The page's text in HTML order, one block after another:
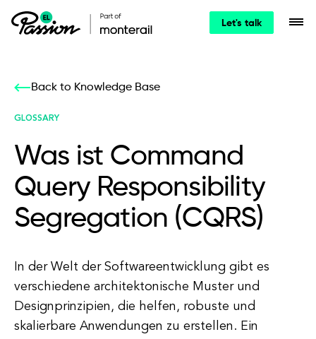
Let's talk
Back to Knowledge Base
GLOSSARY
Was ist Command
Query Responsibility
Segregation (CQRS)
In der Welt der Softwareentwicklung gibt es
verschiedene architektonische Muster und
Designprinzipien, die helfen, robuste und
skalierbare Anwendungen zu erstellen. Ein